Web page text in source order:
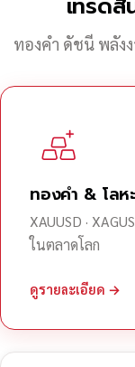
ทองคำ ดัชนี พลัง
ทองคำ & โลห
XAUUSD ·
ในตลาดโลก
ดูรายละเอียด →